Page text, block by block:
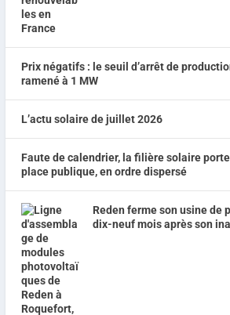
Prix négatifs : le seuil d’arrêt de
ramené à 1 MW
L’actu solaire de juillet 2026
Faute de calendrier, la filière solaire
place publique, en ordre dispersé
Reden ferme son usine de
dix-neuf mois après son